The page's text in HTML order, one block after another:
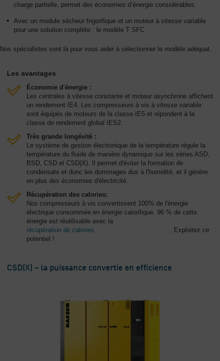
charge partielle, permet des économies d’énergie considérables.
Avec un module sécheur frigorifique et un moteur à vitesse variable
pour une solution complète : le modèle T SFC
Nos spécialistes sont là pour vous aider à sélectionner le modèle adéquat.
Les avantages
Économie d'énergie :
Les centrales à vitesse constante et moteur asynchrone affichent
un rendement IE4. Les compresseurs à vis à vitesse variable
sont équipés de moteurs de la classe IE5 et répondent à la
classe de rendement global IES2.
Très grande longévité :
Le système de gestion électronique de la température régule la
température du fluide de manière dynamique sur les séries ASD,
BSD, CSD et CSD(X). Il permet d'éviter la formation de
condensats et donc les dommages dus à l'humidité, et il génère
en plus des économies d'électricité.
Récupération des calories:
Nos compresseurs à vis convertissent 100% de l'énergie
électrique consommée en énergie calorifique. 96 % de cette
énergie est réutilisable avec la
récupération de calories
. Exploitez ce
potentiel !
CSD(X) – la puissance convertie en efficience